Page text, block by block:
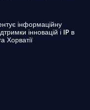
інформаційну
інновацій і IP в
Хорватії